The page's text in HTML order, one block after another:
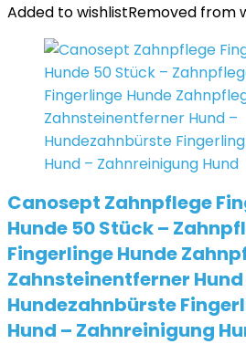
Added to wishlistRemoved from
Canosept Zahnpflege
Hunde 50 Stück –
Fingerlinge Hunde
Zahnsteinentferner Hund
Hundezahnbürste
Hund – Zahnreinigung